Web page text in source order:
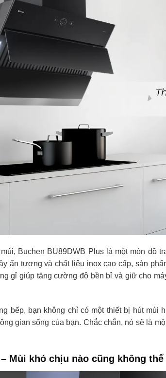
Buchen BU89DWB Plus là một món đồ
ấn tượng và chất liệu inox cao cấp, sản
gỉ giúp tăng cường độ bền bỉ và giữ cho
bếp, bạn không chỉ có một thiết bị hút mùi
gian sống của bạn. Chắc chắn, nó sẽ là
Mùi khó chịu nào cũng không thể